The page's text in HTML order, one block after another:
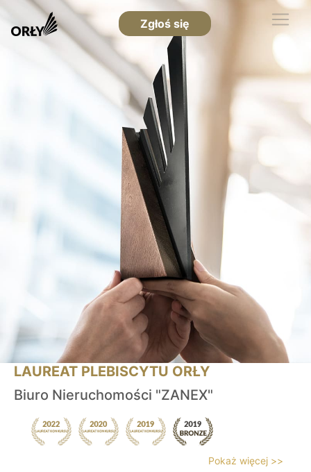
Zgłoś się
LAUREAT PLEBISCYTU ORŁY
Biuro Nieruchomości "ZANEX"
Pokaż więcej >>